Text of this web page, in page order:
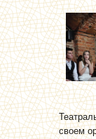
своем